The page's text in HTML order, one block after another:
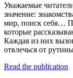
Уважаемые
значение:
мир, поиск себя…
которые
Каждая из них
отвлечься от
Read the publication